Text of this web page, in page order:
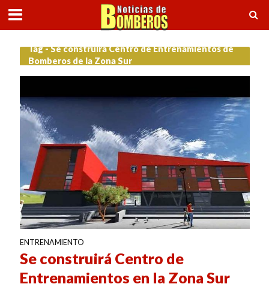
Tag - Se construirá Centro de Entrenamientos de
Bomberos de la Zona Sur
ENTRENAMIENTO
Se construirá Centro de
Entrenamientos en la Zona Sur